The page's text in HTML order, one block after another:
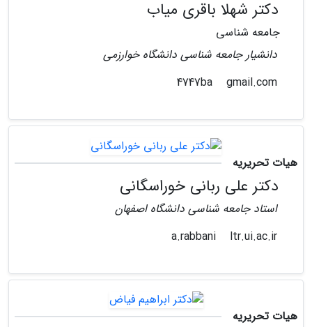
دکتر شهلا باقری میاب
جامعه شناسی
دانشیار جامعه شناسی دانشگاه خوارزمی
gmail.com
هیات تحریریه
دکتر علی ربانی خوراسگانی
استاد جامعه شناسی دانشگاه اصفهان
ltr.ui.ac.ir
هیات تحریریه